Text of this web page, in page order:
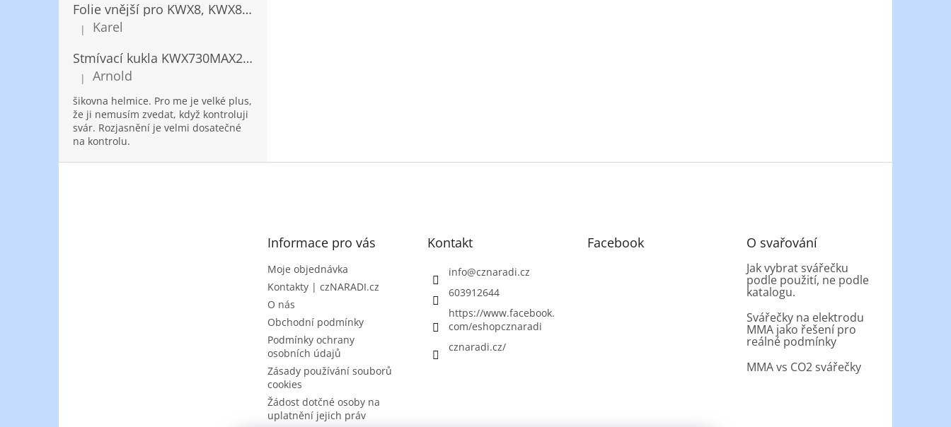
Folie vnější pro KWX8, KWX820/ 10ks
Hodnocení produktu je 5 z 5 hvězdiček.
|
Karel
Stmívací kukla KWX730MAX2,5!® + NANOClean
Hodnocení produktu je 5 z 5 hvězdiček.
| Arnold
šikovna helmice. Pro me je velké plus,
že ji nemusím zvedat, když kontroluji
svár. Rozjasnění je velmi dosatečné
na kontrolu.
Informace pro vás
Moje objednávka
Kontakty | czNARADI.cz
O nás
Obchodní podmínky
Podmínky ochrany
osobních údajů
Zásady používání souborů
cookies
Žádost dotčné osoby na
uplatnění jejich práv
Kontakt
info@cznaradi.cz
603912644
https://www.facebook.
com/eshopcznaradi
cznaradi.cz/
Facebook O svařování
Jak vybrat svářečku
podle použití, ne podle
katalogu.
Svářečky na elektrodu
MMA jako řešení pro
reálné podmínky
MMA vs CO2 svářečky